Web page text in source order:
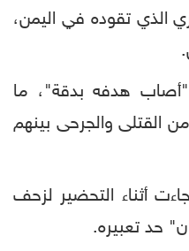
الذي تقوده في اليمن،
هدفه بدقة"، ما
والجرحى بينهم
أثناء التحضير لزحف
حد تعبيره.